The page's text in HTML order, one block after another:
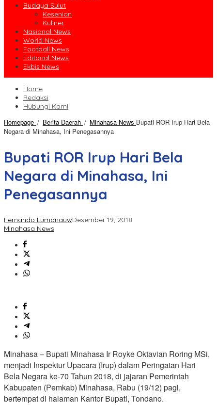
Budaya Sulut
Kesenian
Kuliner
Nasional News
World News
Football News
Editorial News
Ekbis News
Home
Redaksi
Hubungi Kami
Homepage / Berita Daerah / Minahasa News Bupati ROR Irup Hari Bela
Negara di Minahasa, Ini Penegasannya
Bupati ROR Irup Hari Bela
Negara di Minahasa, Ini
Penegasannya
Fernando LumanauwDesember 19, 2018
Minahasa News
Minahasa – Bupati Minahasa Ir Royke Oktavian Roring MSi,
menjadi Inspektur Upacara (Irup) dalam Peringatan Hari
Bela Negara ke-70 Tahun 2018, di jajaran Pemerintah
Kabupaten (Pemkab) Minahasa, Rabu (19/12) pagi,
bertempat di halaman Kantor Bupati, Tondano.